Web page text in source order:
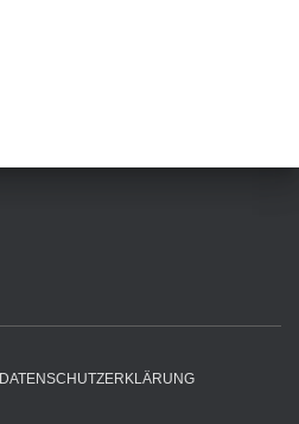
DATENSCHUTZERKLÄRUNG